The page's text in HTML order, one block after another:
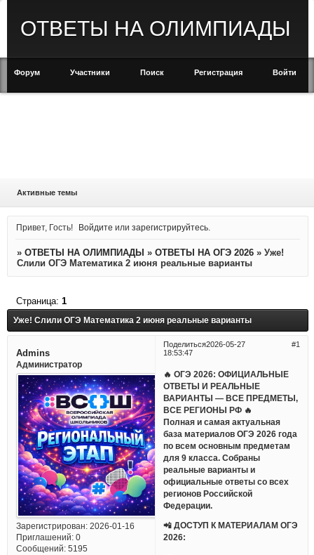
ОТВЕТЫ НА ОЛИМПИАДЫ
Форум Участники Поиск Регистрация Войти
Активные темы
Привет, Гость! Войдите илизарегистрируйтесь
» ОТВЕТЫ НА ОЛИМПИАДЫ » ОТВЕТЫ НА ОГЭ 2026 » Уже!
Слили ОГЭ Математика 2 июня реальные варианты
Уже! Слили ОГЭ Математика 2 июня реальные варианты
Страница: 1
Поделиться 1
2026-05-27
18:53:47
Admins
Администратор
Зарегистрирован: 2026-01-16
Приглашений:0
Сообщений:5195
🔥 ОГЭ 2026: ОФИЦИАЛЬНЫЕ
ОТВЕТЫ И РЕАЛЬНЫЕ
ВАРИАНТЫ — ВСЕ ПРЕДМЕТЫ,
ВСЕ РЕГИОНЫ РФ 🔥
Полная и самая актуальная
база материалов ОГЭ 2026 года
по всем основным предметам
для 9 класса. Собраны
реальные варианты и
официальные ответы со всех
регионов Российской
Федерации.
📲 ДОСТУП К МАТЕРИАЛАМ ОГЭ
2026: